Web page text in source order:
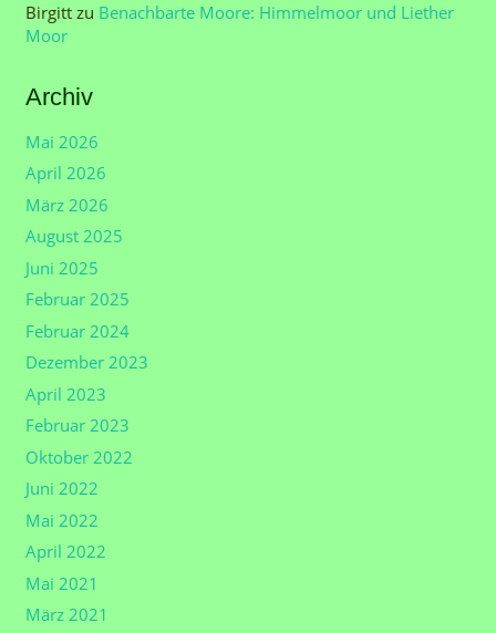
Birgittzu Benachbarte Moore: Himmelmoor und Liether
Moor
Archiv
Mai 2026
April 2026
März 2026
August 2025
Juni 2025
Februar 2025
Februar 2024
Dezember 2023
April 2023
Februar 2023
Oktober 2022
Juni 2022
Mai 2022
April 2022
Mai 2021
März 2021